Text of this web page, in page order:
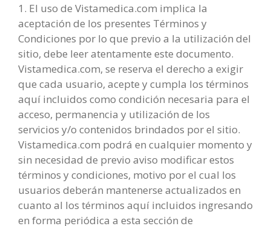
1. El uso de Vistamedica.com implica la
aceptación de los presentes Términos y
Condiciones por lo que previo a la utilización del
sitio, debe leer atentamente este documento.
Vistamedica.com, se reserva el derecho a exigir
que cada usuario, acepte y cumpla los términos
aquí incluidos como condición necesaria para el
acceso, permanencia y utilización de los
servicios y/o contenidos brindados por el sitio.
Vistamedica.com podrá en cualquier momento y
sin necesidad de previo aviso modificar estos
términos y condiciones, motivo por el cual los
usuarios deberán mantenerse actualizados en
cuanto al los términos aquí incluidos ingresando
en forma periódica a esta sección de